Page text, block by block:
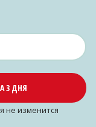
3 ДНЯ
не изменится